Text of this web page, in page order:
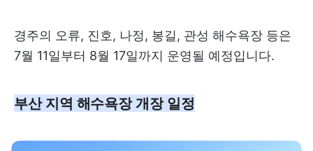
경주의 오류, 진호, 나정, 봉길, 관성 해수욕장 등은
7월 11일부터 8월 17일까지 운영될 예정입니다.
부산 지역 해수욕장 개장 일정